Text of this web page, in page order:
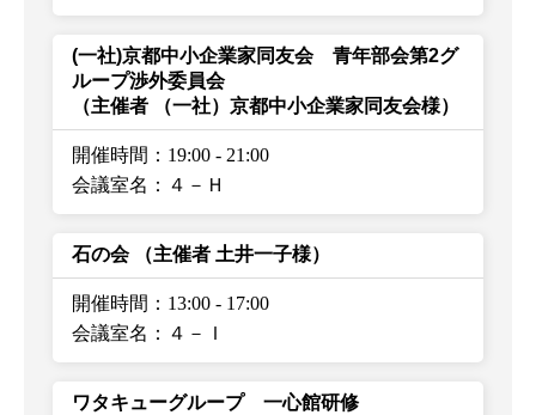
(一社)京都中小企業家同友会 青年部会第2グ
ループ渉外委員会
（主催者 （一社）京都中小企業家同友会様）
開催時間：19:00 - 21:00
会議室名：４－Ｈ
石の会 （主催者 土井一子様）
開催時間：13:00 - 17:00
会議室名：４－Ｉ
ワタキューグループ 一心館研修